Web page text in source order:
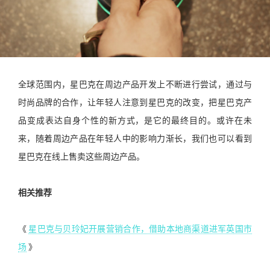
全球范围内，星巴克在周边产品开发上不断进行尝试，通过与
时尚品牌的合作，让年轻人注意到星巴克的改变，把星巴克产
品变成表达自身个性的新方式，是它的最终目的。或许在未
来，随着周边产品在年轻人中的影响力渐长，我们也可以看到
星巴克在线上售卖这些周边产品。
相关推荐
《 星巴克与贝玲妃开展营销合作，借助本地商渠道进军英国市
场》